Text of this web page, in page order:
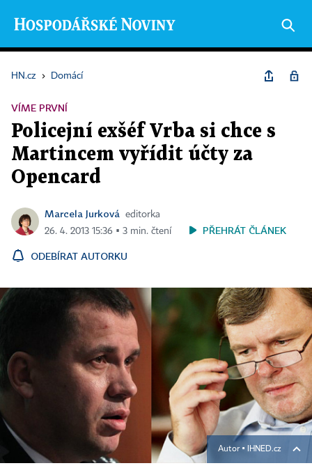
HN.cz › Domácí
VÍME PRVNÍ
Policejní exšéf Vrba si chce s
Martincem vyřídit účty za
Opencard
Marcela Jurková
editorka
26. 4. 2013 15:36 ▪ 3 min. čtení
PŘEHRÁT ČLÁNEK
ODEBÍRAT AUTORKU
Autor ▪ IHNED.cz